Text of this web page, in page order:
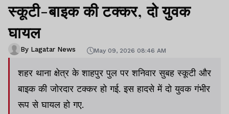
स्कूटी-बाइक की टक्कर, दो युवक
घायल
By Lagatar News May 09, 2026 08:46 AM
शहर थाना क्षेत्र के शाहपुर पुल पर शनिवार सुबह स्कूटी और
बाइक की जोरदार टक्कर हो गई. इस हादसे में दो युवक गंभीर
रूप से घायल हो गए.